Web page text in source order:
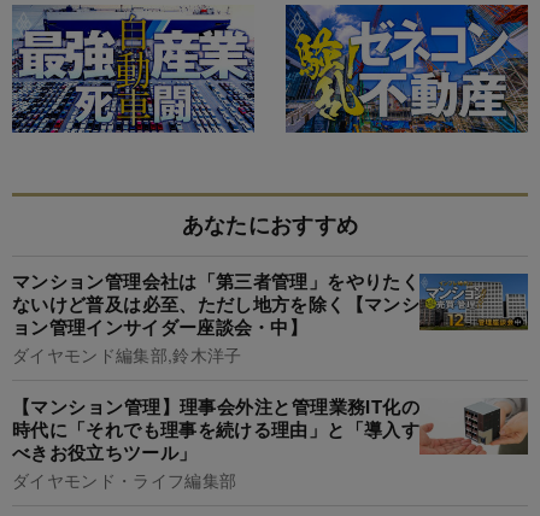
あなたにおすすめ
マンション管理会社は「第三者管理」をやりたく
ないけど普及は必至、ただし地方を除く【マンシ
ョン管理インサイダー座談会・中】
ダイヤモンド編集部,鈴木洋子
【マンション管理】理事会外注と管理業務IT化の
時代に「それでも理事を続ける理由」と「導入す
べきお役立ちツール」
ダイヤモンド・ライフ編集部